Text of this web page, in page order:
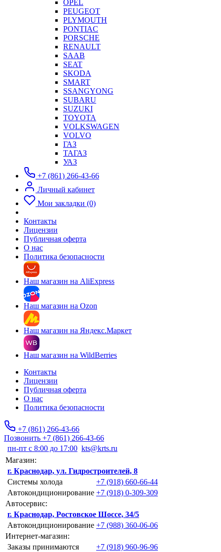
OPEL
PEUGEOT
PLYMOUTH
PONTIAC
PORSCHE
RENAULT
SAAB
SEAT
SKODA
SMART
SSANGYONG
SUBARU
SUZUKI
TOYOTA
VOLKSWAGEN
VOLVO
ГАЗ
ТАГАЗ
УАЗ
+7 (861) 266-43-66
Личный кабинет
Мои закладки (0)
Контакты
Лицензии
Публичная оферта
О нас
Политика безопасности
Наш магазин на AliExpress
Наш магазин на Ozon
Наш магазин на Яндекс.Маркет
Наш магазин на WildBerries
Контакты
Лицензии
Публичная оферта
О нас
Политика безопасности
+7 (861) 266-43-66
Позвонить +7 (861) 266-43-66
пн-пт с 8:00 до 17:00 kts@krts.ru
Магазин:
г. Краснодар, ул. Гидростроителей, 8
Системы холода
+7 (918) 660-66-44
Автокондиционирование +7 (918) 0-309-309
Автосервис:
г. Краснодар, Ростовское Шоссе, 34/5
Автокондиционирование +7 (988) 360-06-06
Интернет-магазин:
Заказы принимаются
+7 (918) 960-96-96